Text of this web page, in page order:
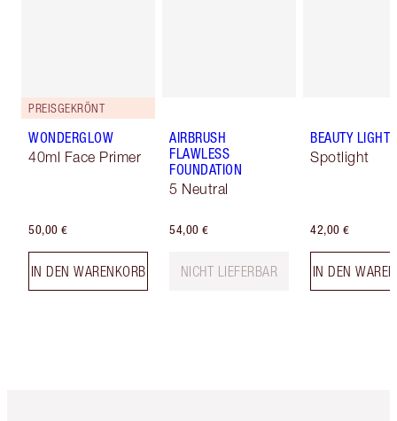
PREISGEKRÖNT
WONDERGLOW
40ml Face Primer
50,00 €
IN DEN WARENKORB
AIRBRUSH
FLAWLESS
FOUNDATION
5 Neutral
54,00 €
NICHT LIEFERBAR
BEAUTY LIGHT
Spotlight
42,00 €
IN DEN